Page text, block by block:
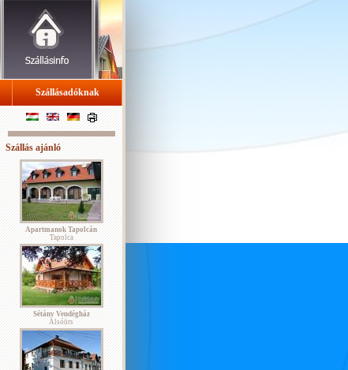
Szállásadóknak
Szállás ajánló
Apartmanok Tapolcán
Tapolca
Sétány Vendégház
Alsóörs